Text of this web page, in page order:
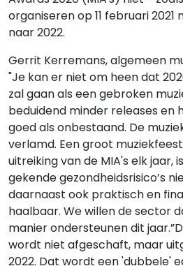
organiseren op 11 februari
naar 2022.
Gerrit Kerremans, algemeen
"Je kan er niet om heen dat
zal gaan als een gebroken
beduidend minder releases en
goed als onbestaand. De
verlamd. Een groot
uitreiking van de MIA's elk jaar,
gekende gezondheidsrisico’s
daarnaast ook praktisch en
haalbaar. We willen de sector
manier ondersteunen dit
wordt niet afgeschaft, maar
2022. Dat wordt een 'dubbele'